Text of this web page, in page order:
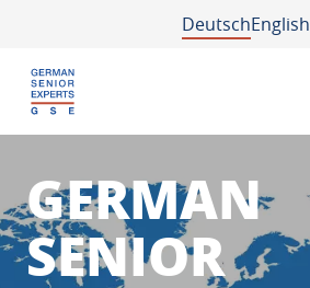
DeutschEnglish
GERMAN
SENIOR